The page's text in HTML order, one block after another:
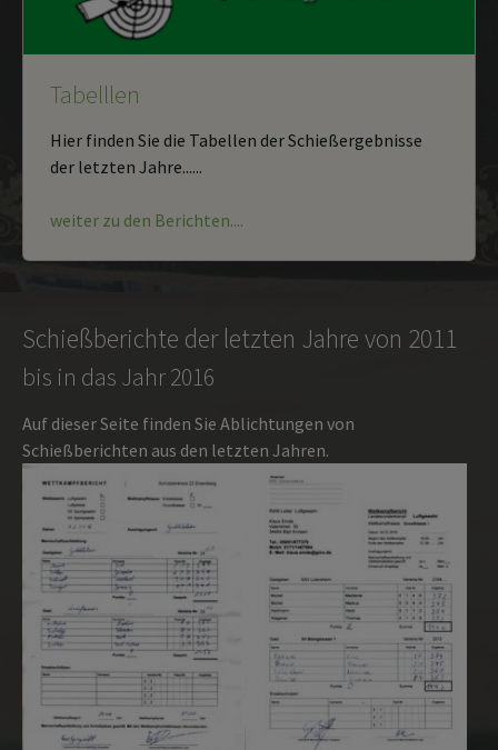
Tabelllen
Hier finden Sie die Tabellen der Schießergebnisse
der letzten Jahre......
weiter zu den Berichten....
Schießberichte der letzten Jahre von 2011
bis in das Jahr 2016
Auf dieser Seite finden Sie Ablichtungen von
Schießberichten aus den letzten Jahren.